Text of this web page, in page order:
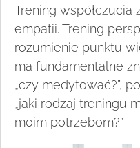
Trening współczucia
empatii. Trening
rozumienie punktu
ma fundamentalne
„czy medytować?”,
„jaki rodzaj treningu
moim potrzebom?”.